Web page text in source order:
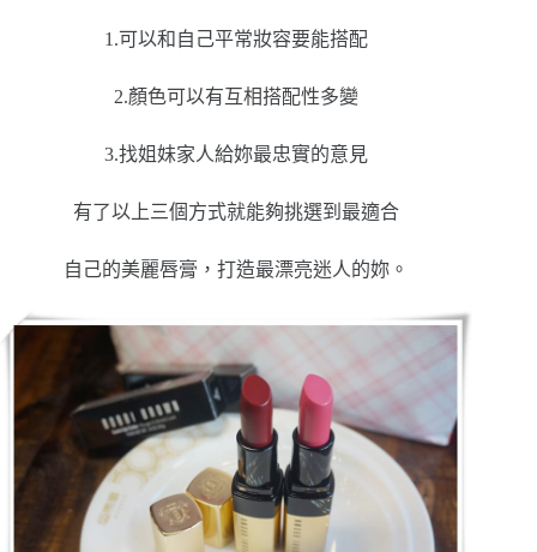
1.可以和自己平常妝容要能搭配
2.顏色可以有互相搭配性多變
3.找姐妹家人給妳最忠實的意見
有了以上三個方式就能夠挑選到最適合
自己的美麗唇膏，打造最漂亮迷人的妳。